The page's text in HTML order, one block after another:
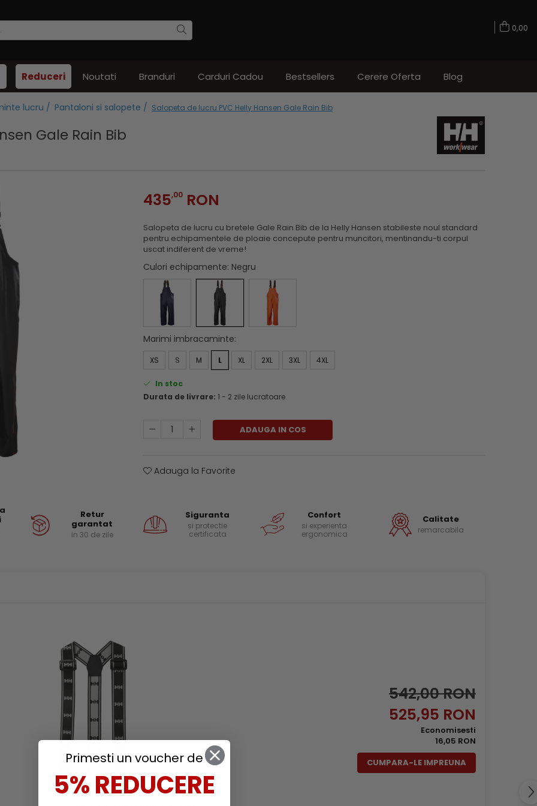
0,00
Reduceri Noutati Branduri Carduri Cadou Bestsellers Cerere Oferta Blog
lucru / Pantaloni si salopete / Salopeta de lucru PVC Helly Hansen Gale Rain Bib
Gale Rain Bib
435,00 RON
Salopeta de lucru cu bretele Gale Rain Bib de la Helly Hansen stabileste noul standard
pentru echipamentele de ploaie concepute pentru muncitori, mentinandu-ti corpul
uscat indiferent de vreme!
Culori echipamente: Negru
Marimi imbracaminte:
XS S M L XL 2XL 3XL 4XL
In stoc
Durata de livrare: 1 - 2 zile lucratoare
ADAUGA IN COS
Adauga la Favorite
Retur
garantat
in 30 de zile
Siguranta
si protectie
certificata
Confort
si experienta
ergonomica
Calitate
remarcabila
542,00 RON
525,95 RON
Economisesti
16,05 RON
CUMPARA-LE IMPREUNA
Primesti un voucher de
5% REDUCERE